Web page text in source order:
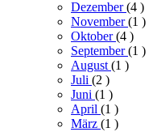
Dezember(4 )
November(1 )
Oktober(4 )
September(1 )
August (1 )
Juli (2 )
Juni (1 )
April (1 )
März (1 )